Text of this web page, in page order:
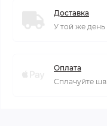
Доставка
У той же день
Оплата
Сплачуйте